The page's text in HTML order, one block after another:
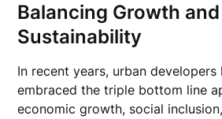
Balancing Growth and
Sustainability
In recent years, urban developers
embraced the triple bottom line
economic growth, social